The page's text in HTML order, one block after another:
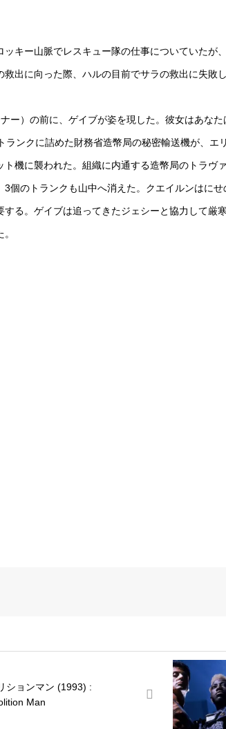
キー山脈でレスキュー隊の仕事についていたが
出に向った際、ハルの目前でサラの救出に失敗
ー）の前に、ゲイブが姿を現した。彼女はあなた
ンクに詰めた財務省造幣局の秘密輸送機が、エ
機に襲われた。組織に内通する造幣局のトラヴ
個のトランクも山中へ消えた。クエイルンはにせ
る。ゲイブは追ってきたジェシーと協力して厳
ションマン (1993) :
Man